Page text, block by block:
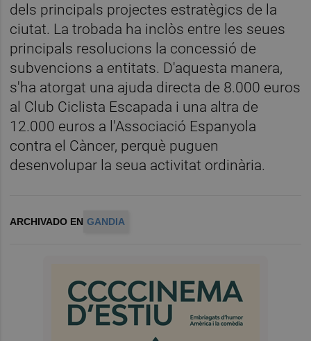
dels principals projectes estratègics de la
ciutat. La trobada ha inclòs entre les seues
principals resolucions la concessió de
subvencions a entitats. D'aquesta manera,
s'ha atorgat una ajuda directa de 8.000 euros
al Club Ciclista Escapada i una altra de
12.000 euros a l'Associació Espanyola
contra el Càncer, perquè puguen
desenvolupar la seua activitat ordinària.
ARCHIVADO EN GANDIA